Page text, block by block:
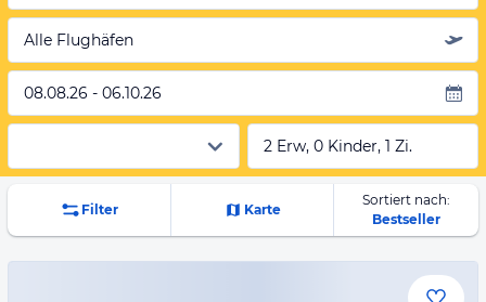
Alle Flughäfen
08.08.26 - 06.10.26
2 Erw, 0 Kinder, 1 Zi.
Filter Karte
Sortiert nach:
Bestseller